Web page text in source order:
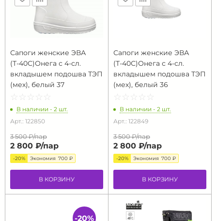
Сапоги женские ЭВА
(Т-40С)Онега с 4-сл.
вкладышем подошва ТЭП
(мех), белый 37
☆ ☆ ☆ ☆ ☆
★ ★ ★ ★ ★
В наличии - 2 шт.
Арт.: 122850
3 500 ₽/пар
2 800 ₽/пар
-20% Экономия 700 ₽
В КОРЗИНУ
Сапоги женские ЭВА
(Т-40С)Онега с 4-сл.
вкладышем подошва ТЭП
(мех), белый 36
☆ ☆ ☆ ☆ ☆
★ ★ ★ ★ ★
В наличии - 2 шт.
Арт.: 122849
3 500 ₽/пар
2 800 ₽/пар
-20% Экономия 700 ₽
В КОРЗИНУ
-20%